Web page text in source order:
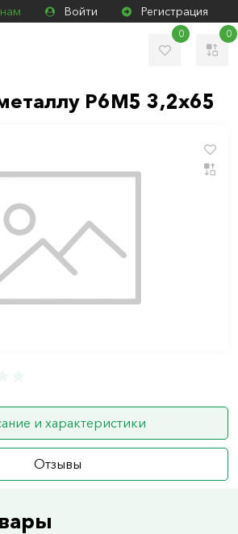
Войти Регистрация
0 0
Р6М5 3,2х65
и характеристики
Отзывы